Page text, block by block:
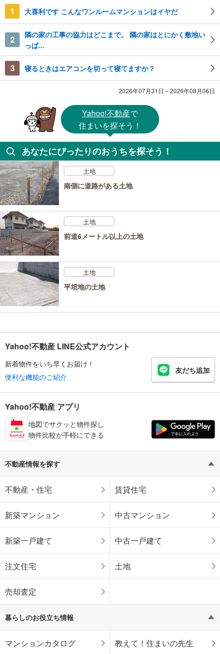
1 大喜利です こんなワンルームマンションはイヤだ
2
隣の家の工事の協力はどこまで。 隣の家はとにかく敷地い
っぱ...
3 寝るときはエアコンを切って寝てますか？
2026年07月31日～2026年08月06日
Yahoo!不動産で
住まいを探そう！
あなたにぴったりのおうちを探そう！
土地
南側に道路がある土地
土地
前道6メートル以上の土地
土地
平坦地の土地
Yahoo!不動産 LINE公式アカウント
新着物件をいち早くお届け！
便利な機能のご紹介
友だち追加
Yahoo!不動産 アプリ
地図でサクッと物件探し
物件比較が手軽にできる
不動産情報を探す
不動産・住宅 賃貸住宅
新築マンション 中古マンション
新築一戸建て 中古一戸建て
注文住宅 土地
売却査定
暮らしのお役立ち情報
マンションカタログ 教えて！住まいの先生